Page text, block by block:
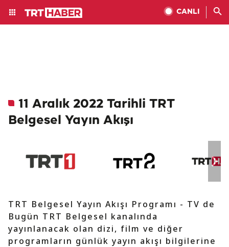
CANLI
11 Aralık 2022 Tarihli TRT
Belgesel Yayın Akışı
TRT Belgesel Yayın Akışı Programı - TV de
Bugün TRT Belgesel kanalında
yayınlanacak olan dizi, film ve diğer
programların günlük yayın akışı bilgilerine